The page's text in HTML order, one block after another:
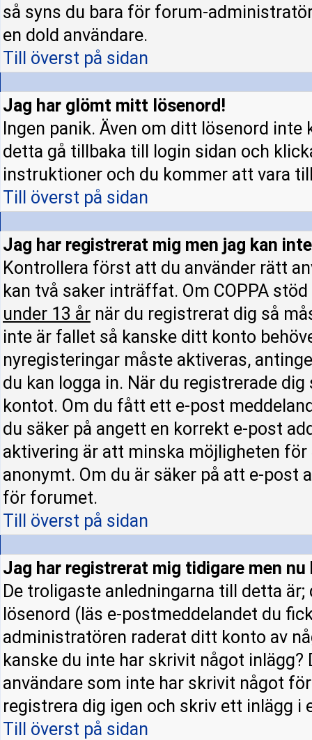
så syns du bara för forum-
en dold användare.
Till överst på sidan
Jag har glömt mitt lösenord!
Ingen panik. Även om ditt lösenord
detta gå tillbaka till login sidan och
instruktioner och du kommer att vara
Till överst på sidan
Jag har registrerat mig men jag kan
Kontrollera först att du använder rätt
kan två saker inträffat. Om COPPA
under 13 år när du registrerat dig så
inte är fallet så kanske ditt konto
nyregisteringar måste aktiveras,
du kan logga in. När du registrerade
kontot. Om du fått ett e-post
du säker på angett en korrekt e-post
aktivering är att minska möjligheten för
anonymt. Om du är säker på att e-
för forumet.
Till överst på sidan
Jag har registrerat mig tidigare men
De troligaste anledningarna till detta
lösenord (läs e-postmeddelandet du
administratören raderat ditt konto av
kanske du inte har skrivit något
användare som inte har skrivit något
registrera dig igen och skriv ett inlägg i
Till överst på sidan